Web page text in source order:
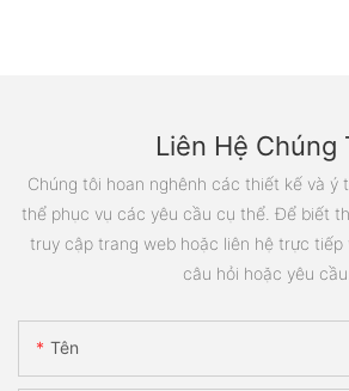
Liên Hệ Chúng
Chúng tôi hoan nghênh các thiết kế và ý
thể phục vụ các yêu cầu cụ thể. Để biết
truy cập trang web hoặc liên hệ trực tiếp
câu hỏi hoặc yêu cầu.
Tên